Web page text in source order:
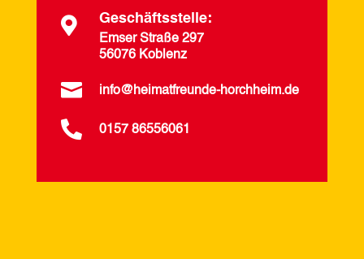
 Geschäftsstelle:
Emser Straße 297
56076 Koblenz
 info@heimatfreunde-horchheim.de
 0157 86556061